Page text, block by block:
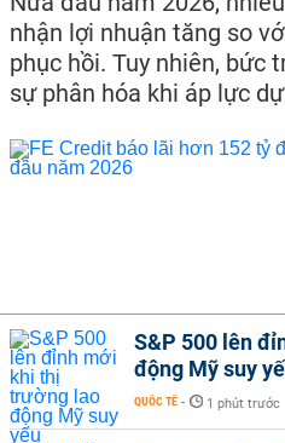
nhận lợi nhuận tăng so
phục hồi. Tuy nhiên, bức
sự phân hóa khi áp lực
S&P 500 lên
động Mỹ suy
QUỐC TẾ - 1 phút trước